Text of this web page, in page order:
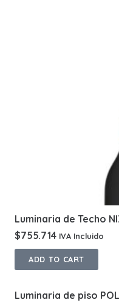
Luminaria de Techo
$755.714 IVA Incluido
ADD TO CART
Luminaria de piso